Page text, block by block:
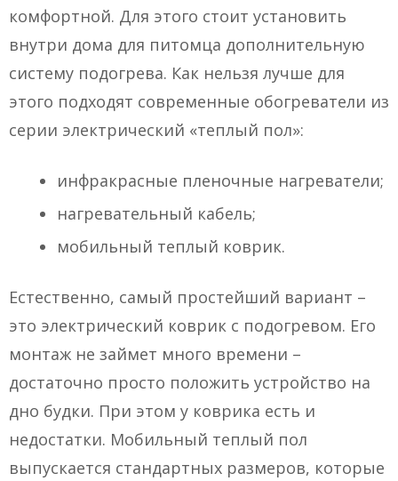
комфортной. Для этого стоит установить
внутри дома для питомца дополнительную
систему подогрева. Как нельзя лучше для
этого подходят современные обогреватели из
серии электрический «теплый пол»:
инфракрасные пленочные нагреватели;
нагревательный кабель;
мобильный теплый коврик.
Естественно, самый простейший вариант –
это электрический коврик с подогревом. Его
монтаж не займет много времени –
достаточно просто положить устройство на
дно будки. При этом у коврика есть и
недостатки. Мобильный теплый пол
выпускается стандартных размеров, которые